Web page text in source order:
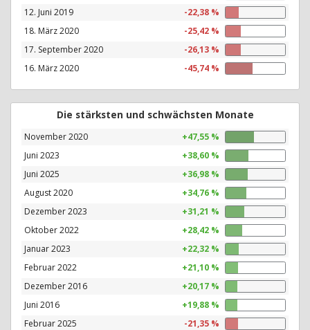
12. Juni 2019
-22,38 %
18. März 2020
-25,42 %
17. September 2020
-26,13 %
16. März 2020
-45,74 %
Die stärksten und schwächsten Monate
November 2020
+47,55 %
Juni 2023
+38,60 %
Juni 2025
+36,98 %
August 2020
+34,76 %
Dezember 2023
+31,21 %
Oktober 2022
+28,42 %
Januar 2023
+22,32 %
Februar 2022
+21,10 %
Dezember 2016
+20,17 %
Juni 2016
+19,88 %
Februar 2025
-21,35 %